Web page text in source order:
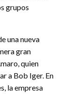
grupos
una nueva
gran
quien
a Bob Iger. En
la empresa